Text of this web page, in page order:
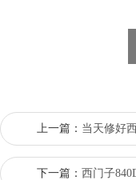
上一篇： 当天修好
下一篇： 西门子